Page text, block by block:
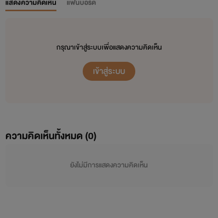
แสดงความคิดเห็น แฟนบอร์ด
กรุณาเข้าสู่ระบบเพื่อแสดงความคิดเห็น
เข้าสู่ระบบ
ความคิดเห็นทั้งหมด (0)
ยังไม่มีการแสดงความคิดเห็น